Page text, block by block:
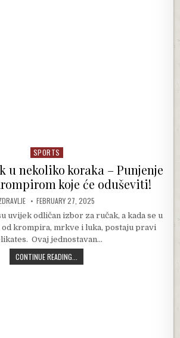
Posted in
SPORTS
u nekoliko koraka – Punjenje
koje će oduševiti!
PUBLISHED DATE:
FEBRUARY 27, 2025
uvijek odličan izbor za ručak, a kada se u
od krompira, mrkve i luka, postaju pravi
Ovaj jednostavan…
CONTINUE READING...